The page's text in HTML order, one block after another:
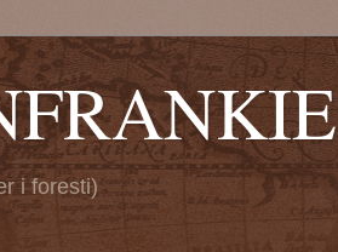
i foresti)